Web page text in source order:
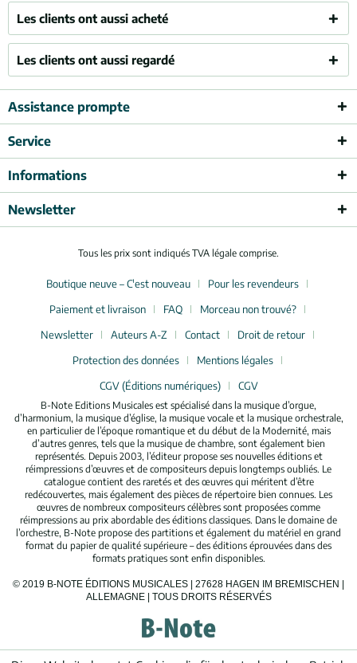
Les clients ont aussi acheté
Les clients ont aussi regardé
Assistance prompte
Service
Informations
Newsletter
Tous les prix sont indiqués TVA légale comprise.
Boutique neuve – C'est nouveau
Pour les revendeurs
Paiement et livraison
FAQ
Morceau non trouvé?
Newsletter
Auteurs A-Z Contact
Droit de retour
Protection des données
Mentions légales
CGV (Éditions numériques)
CGV
B-Note Editions Musicales est spécialisé dans la musique d’orgue,
d’harmonium, la musique d’église, la musique vocale et la musique orchestrale,
en particulier de l’époque romantique et du début de la Modernité, mais
d’autres genres, tels que la musique de chambre, sont également bien
représentés. Depuis 2003, l’éditeur propose ses nouvelles éditions et
réimpressions d’œuvres et de compositeurs depuis longtemps oubliés. Le
catalogue contient des raretés et des œuvres qui méritent d’être
redécouvertes, mais également des pièces de répertoire bien connues. Les
œuvres de nombreux compositeurs célèbres sont proposées comme
réimpressions au prix abordable des éditions classiques. Dans le domaine de
l’orchestre, B-Note propose des partitions et également du matériel en grand
format du papier de qualité supérieure – des éditions éprouvées dans des
formats pratiques sont enfin disponibles.
© 2019 B-NOTE ÉDITIONS MUSICALES | 27628 HAGEN IM BREMISCHEN |
ALLEMAGNE | TOUS DROITS RÉSERVÉS